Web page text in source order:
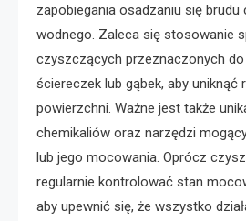
zapobiegania osadzaniu się brudu
wodnego. Zaleca się stosowanie
czyszczących przeznaczonych do
ściereczek lub gąbek, aby uniknąć
powierzchni. Ważne jest także
chemikaliów oraz narzędzi
lub jego mocowania. Oprócz
regularnie kontrolować stan
aby upewnić się, że wszystko